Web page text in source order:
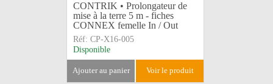
CONTRIK • Prolongateur de
mise à la terre 5 m - fiches
CONNEX femelle In / Out
Réf: CP-X16-005
Disponible
ajouter au panier voir le produit